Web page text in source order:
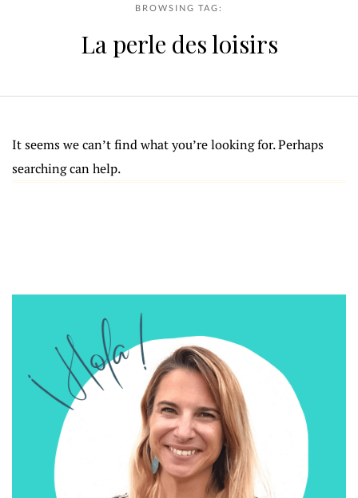
BROWSING TAG:
La perle des loisirs
It seems we can’t find what you’re looking for. Perhaps
searching can help.